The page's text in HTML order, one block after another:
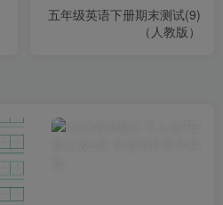
五年级英语下册期末测试(9)
（人教版）